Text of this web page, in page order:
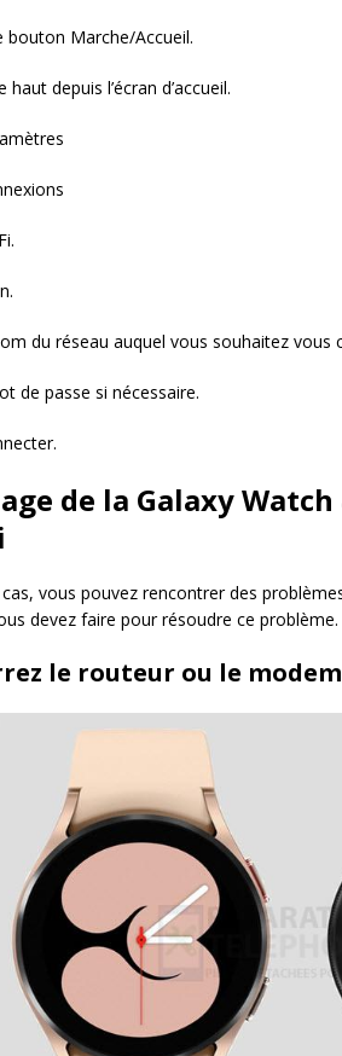
bouton Marche/Accueil.
haut depuis l’écran d’accueil.
du réseau auquel vous souhaitez vous
de passe si nécessaire.
de la Galaxy
vous pouvez rencontrer des
devez faire pour résoudre ce problème.
le routeur ou le modem